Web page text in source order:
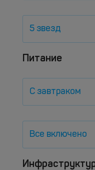
5 звезд
Питание
С завтраком
Все включено